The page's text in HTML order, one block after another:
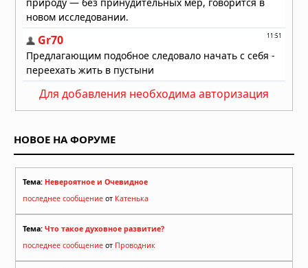
Для добавления необходима авторизация
НОВОЕ НА ФОРУМЕ
Тема: Невероятное и Очевидное
последнее сообщение от Катенька
Тема: Что такое духовное развитие?
последнее сообщение от Проводник